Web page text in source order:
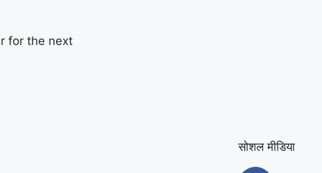
for the next
सोशल मीडिया